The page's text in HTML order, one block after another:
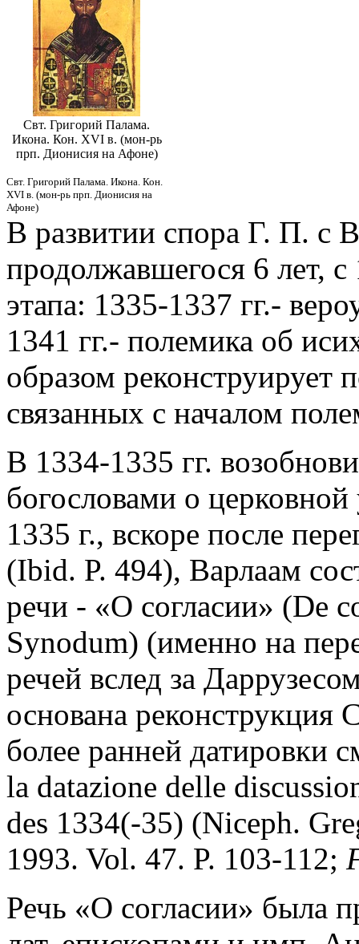
Свт. Григорий Палама.
Икона. Кон. XVI в. (мон-рь
прп. Дионисия на Афоне)
Свт. Григорий Палама. Икона. Кон.
XVI в. (мон-рь прп. Дионисия на
Афоне)
В развитии спора Г. П. с
продолжавшегося 6 лет,
этапа: 1335-1337 гг.-
1341 гг.- полемика об
образом реконструирует
связанных с началом
В 1334-1335 гг.
богословами о
1335 г., вскоре после
(Ibid. P. 494), Варлаам
речи - «О согласии» (De
Synodum) (именно на
речей вслед за
основана реконструкция
более ранней датировки
la datazione delle
des 1334(-35) (Niceph.
1993. Vol. 47. P. 103-112;
Речь «О согласии» была